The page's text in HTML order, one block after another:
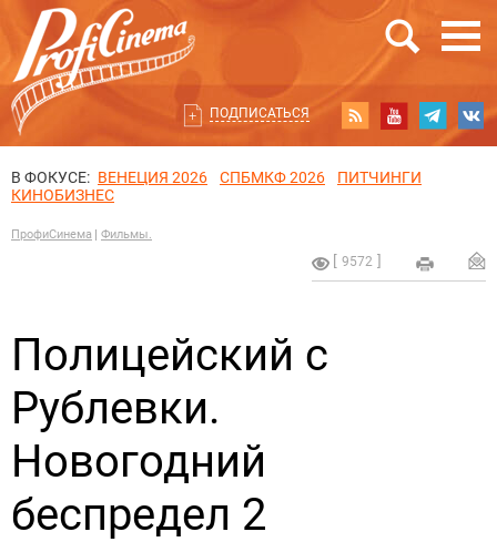
ПОДПИСАТЬСЯ
В ФОКУСЕ: ВЕНЕЦИЯ 2026 СПБМКФ 2026
ПИТЧИНГИ
КИНОБИЗНЕС
ПрофиСинема Фильмы.
9572
Полицейский с
Рублевки.
Новогодний
беспредел 2